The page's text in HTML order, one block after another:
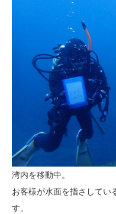
湾内を移動中。
お客様が水面を指さしてい
す。